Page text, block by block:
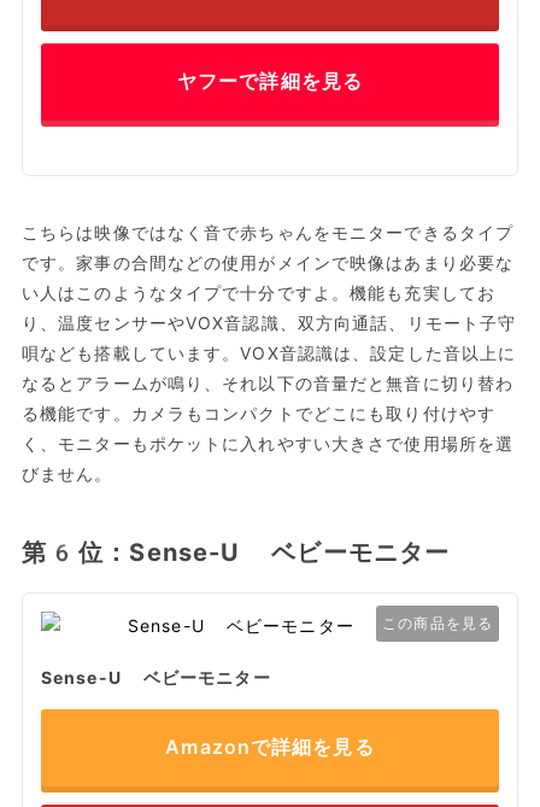
ヤフーで詳細を見る
こちらは映像ではなく音で赤ちゃんをモニターできるタイプ
です。家事の合間などの使用がメインで映像はあまり必要な
い人はこのようなタイプで十分ですよ。機能も充実してお
り、温度センサーやVOX音認識、双方向通話、リモート子守
唄なども搭載しています。VOX音認識は、設定した音以上に
なるとアラームが鳴り、それ以下の音量だと無音に切り替わ
る機能です。カメラもコンパクトでどこにも取り付けやす
く、モニターもポケットに入れやすい大きさで使用場所を選
びません。
第6位：Sense-U ベビーモニター
この商品を見る
Sense-U ベビーモニター
Amazonで詳細を見る